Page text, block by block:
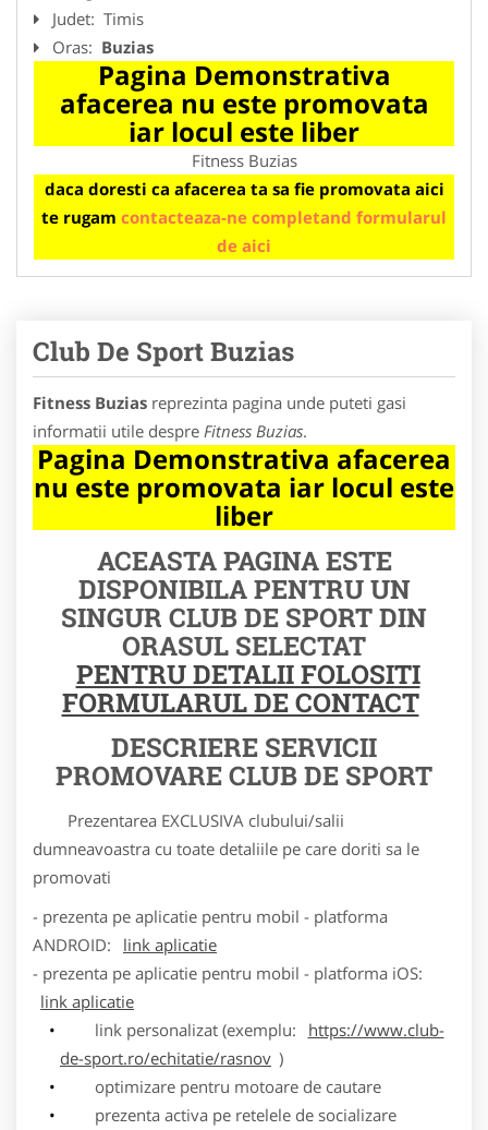
Judet: Timis
Oras: Buzias
Pagina Demonstrativa
afacerea nu este promovata
iar locul este liber
Fitness Buzias
daca doresti ca afacerea ta sa fie promovata aici
te rugam contacteaza-ne completand formularul
de aici
Club De Sport Buzias
Fitness Buzias reprezinta pagina unde puteti gasi
informatii utile despre Fitness Buzias.
Pagina Demonstrativa afacerea
nu este promovata iar locul este
liber
ACEASTA PAGINA ESTE
DISPONIBILA PENTRU UN
SINGUR CLUB DE SPORT DIN
ORASUL SELECTAT
PENTRU DETALII FOLOSITI
FORMULARUL DE CONTACT
DESCRIERE SERVICII
PROMOVARE CLUB DE SPORT
Prezentarea EXCLUSIVA clubului/salii
dumneavoastra cu toate detaliile pe care doriti sa le
promovati
- prezenta pe aplicatie pentru mobil - platforma
ANDROID:
link aplicatie
- prezenta pe aplicatie pentru mobil - platforma iOS:
link aplicatie
link personalizat (exemplu:
https://www.club-
de-sport.ro/echitatie/rasnov )
optimizare pentru motoare de cautare
prezenta activa pe retelele de socializare